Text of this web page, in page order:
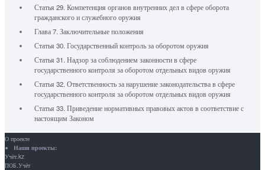
Статья 29. Компетенция органов внутренних дел в сфере оборота
гражданского и служебного оружия
Глава 7. Заключительные положения
Статья 30. Государственный контроль за оборотом оружия
Статья 31. Надзор за соблюдением законности в сфере
государственного контроля за оборотом отдельных видов оружия
Статья 32. Ответственность за нарушение законодательства в сфере
государственного контроля за оборотом отдельных видов оружия
Статья 33. Приведение нормативных правовых актов в соответствие с
настоящим Законом
О проекте
Наши проекты:
Учёт.kz
ПОБ.Учёт